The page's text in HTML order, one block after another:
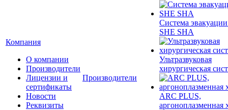
Компания
О компании
Производители
Лицензии и
сертификаты
Новости
Реквизиты
Производители
Система
SHE SHA
Ультразвуковая
хирургическая
ARC PLUS,
аргоноплазменная